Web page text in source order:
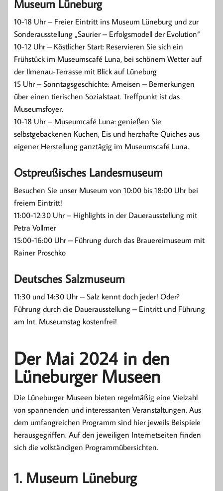
Museum Lüneburg
10-18 Uhr – Freier Eintritt ins Museum Lüneburg und zur
Sonderausstellung „Saurier – Erfolgsmodell der Evolution“
10-12 Uhr – Köstlicher Start: Reservieren Sie sich ein
Frühstück im Museumscafé Luna, bei schönem Wetter auf
der Ilmenau-Terrasse mit Blick auf Lüneburg
15 Uhr – Sonntagsgeschichte: Ameisen – Bemerkungen
über einen tierischen Sozialstaat. Treffpunkt ist das
Museumsfoyer.
10-18 Uhr – Museumcafé Luna: genießen Sie
selbstgebackenen Kuchen, Eis und herzhafte Quiches aus
eigener Herstellung ganztägig im Museumscafé Luna.
Ostpreußisches Landesmuseum
Besuchen Sie unser Museum von 10:00 bis 18:00 Uhr bei
freiem Eintritt!
11:00-12:30 Uhr – Highlights in der Dauerausstellung mit
Petra Vollmer
15:00-16:00 Uhr – Führung durch das Brauereimuseum mit
Rainer Proschko
Deutsches Salzmuseum
11:30 und 14:30 Uhr – Salz kennt doch jeder! Oder?
Führung durch die Dauerausstellung – Eintritt und Führung
am Int. Museumstag kostenfrei!
Der Mai 2024 in den
Lüneburger Museen
Die Lüneburger Museen bieten regelmäßig eine Vielzahl
von spannenden und interessanten Veranstaltungen. Aus
dem umfangreichen Programm sind hier jeweils Beispiele
herausgegriffen. Auf den jeweiligen Internetseiten finden
sich die vollständigen Programmübersichten.
1. Museum Lüneburg